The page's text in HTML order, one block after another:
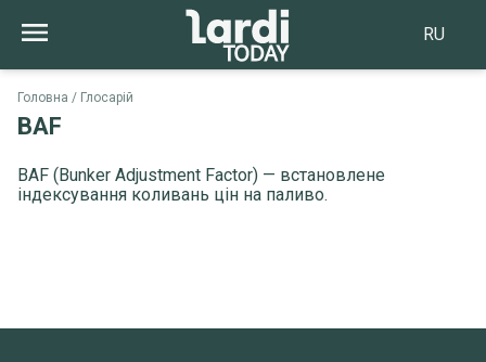
RU
Головна Глосарій
BAF
BAF (Bunker Adjustment Factor) — встановлене
індексування коливань цін на паливо.